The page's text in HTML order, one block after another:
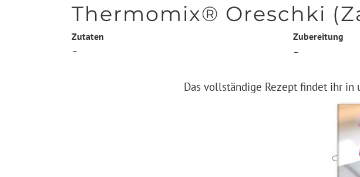
Thermomix® Oreschki
Zutaten
–
Zubereitung
–
Das vollständige Rezept findet ihr in